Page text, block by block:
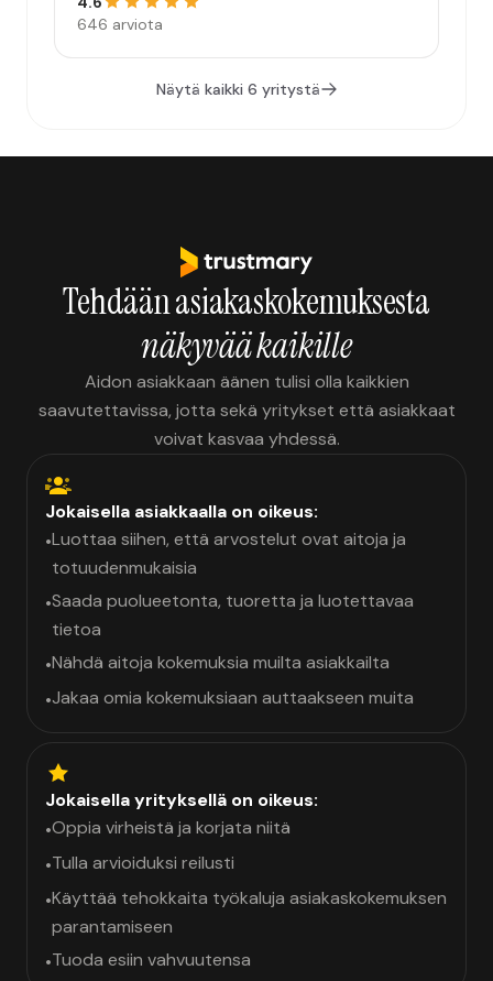
646 arviota
Näytä kaikki 6 yritystä
Tehdään asiakaskokemuksesta
näkyvää kaikille
Aidon asiakkaan äänen tulisi olla kaikkien
saavutettavissa, jotta sekä yritykset että asiakkaat
voivat kasvaa yhdessä.
Jokaisella asiakkaalla on oikeus:
•Luottaa siihen, että arvostelut ovat aitoja ja
totuudenmukaisia
•Saada puolueetonta, tuoretta ja luotettavaa
tietoa
•Nähdä aitoja kokemuksia muilta asiakkailta
•Jakaa omia kokemuksiaan auttaakseen muita
Jokaisella yrityksellä on oikeus:
•Oppia virheistä ja korjata niitä
•Tulla arvioiduksi reilusti
•Käyttää tehokkaita työkaluja asiakaskokemuksen
parantamiseen
•Tuoda esiin vahvuutensa